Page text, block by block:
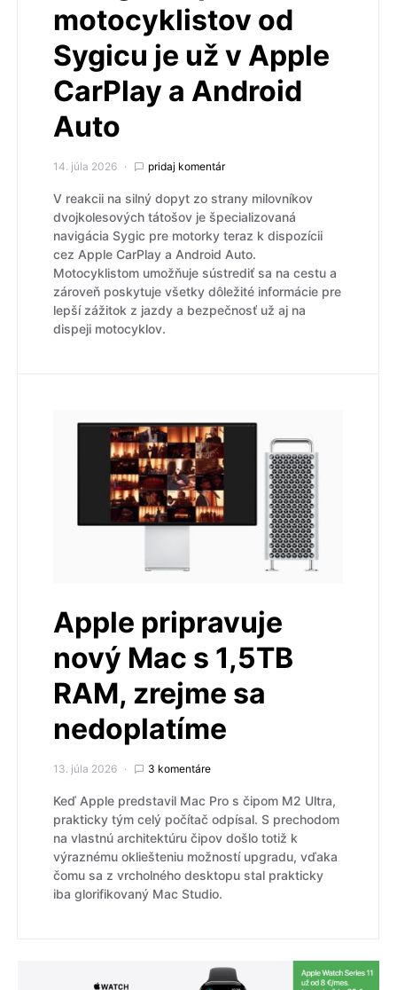
motocyklistov od
Sygicu je už v Apple
CarPlay a Android
Auto
14. júla 2026 pridaj komentár
V reakcii na silný dopyt zo strany milovníkov
dvojkolesových tátošov je špecializovaná
navigácia Sygic pre motorky teraz k dispozícii
cez Apple CarPlay a Android Auto.
Motocyklistom umožňuje sústrediť sa na cestu a
zároveň poskytuje všetky dôležité informácie pre
lepší zážitok z jazdy a bezpečnosť už aj na
dispeji motocyklov.
Apple pripravuje
nový Mac s 1,5TB
RAM, zrejme sa
nedoplatíme
13. júla 2026 3 komentáre
Keď Apple predstavil Mac Pro s čipom M2 Ultra,
prakticky tým celý počítač odpísal. S prechodom
na vlastnú architektúru čipov došlo totiž k
výraznému okliešteniu možností upgradu, vďaka
čomu sa z vrcholného desktopu stal prakticky
iba glorifikovaný Mac Studio.